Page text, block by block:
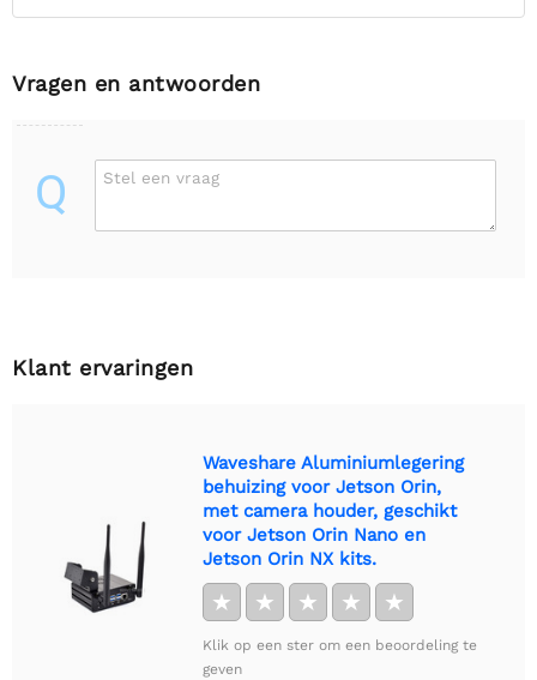
Vragen en antwoorden
Q Stel een vraag
Klant ervaringen
Waveshare Aluminiumlegering
behuizing voor Jetson Orin,
met camera houder, geschikt
voor Jetson Orin Nano en
Jetson Orin NX kits.
★ ★ ★ ★ ★
Klik op een ster om een beoordeling te
geven